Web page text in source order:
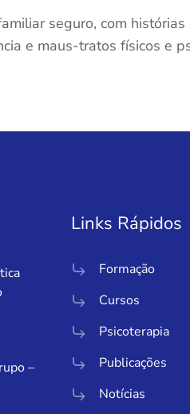
seguro, com histórias
e maus-tratos físicos e
–
Links Rápidos
Formação
Cursos
Psicoterapia
Publicações
Notícias